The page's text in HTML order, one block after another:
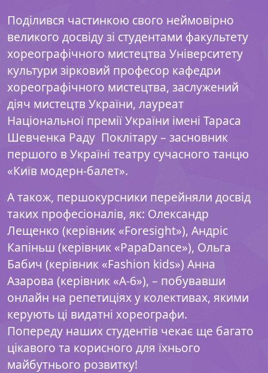
Поділився частинкою свого неймовірно
великого досвіду зі студентами факультету
хореографічного мистецтва Університету
культури зірковий професор кафедри
хореографічного мистецтва, заслужений
діяч мистецтв України, лауреат
Національної премії України імені Тараса
Шевченка Раду Поклітару – засновник
першого в Україні театру сучасного танцю
«Київ модерн-балет».
А також, першокурсники перейняли досвід
таких професіоналів, як: Олександр
Лещенко (керівник «Foresight»), Андріс
Капіньш (керівник «PapaDance»), Ольга
Бабич (керівник «Fashion kids») Анна
Азарова (керівник «А-6»), – побувавши
онлайн на репетиціях у колективах, якими
керують ці видатні хореографи.
Попереду наших студентів чекає ще багато
цікавого та корисного для їхнього
майбутнього розвитку!